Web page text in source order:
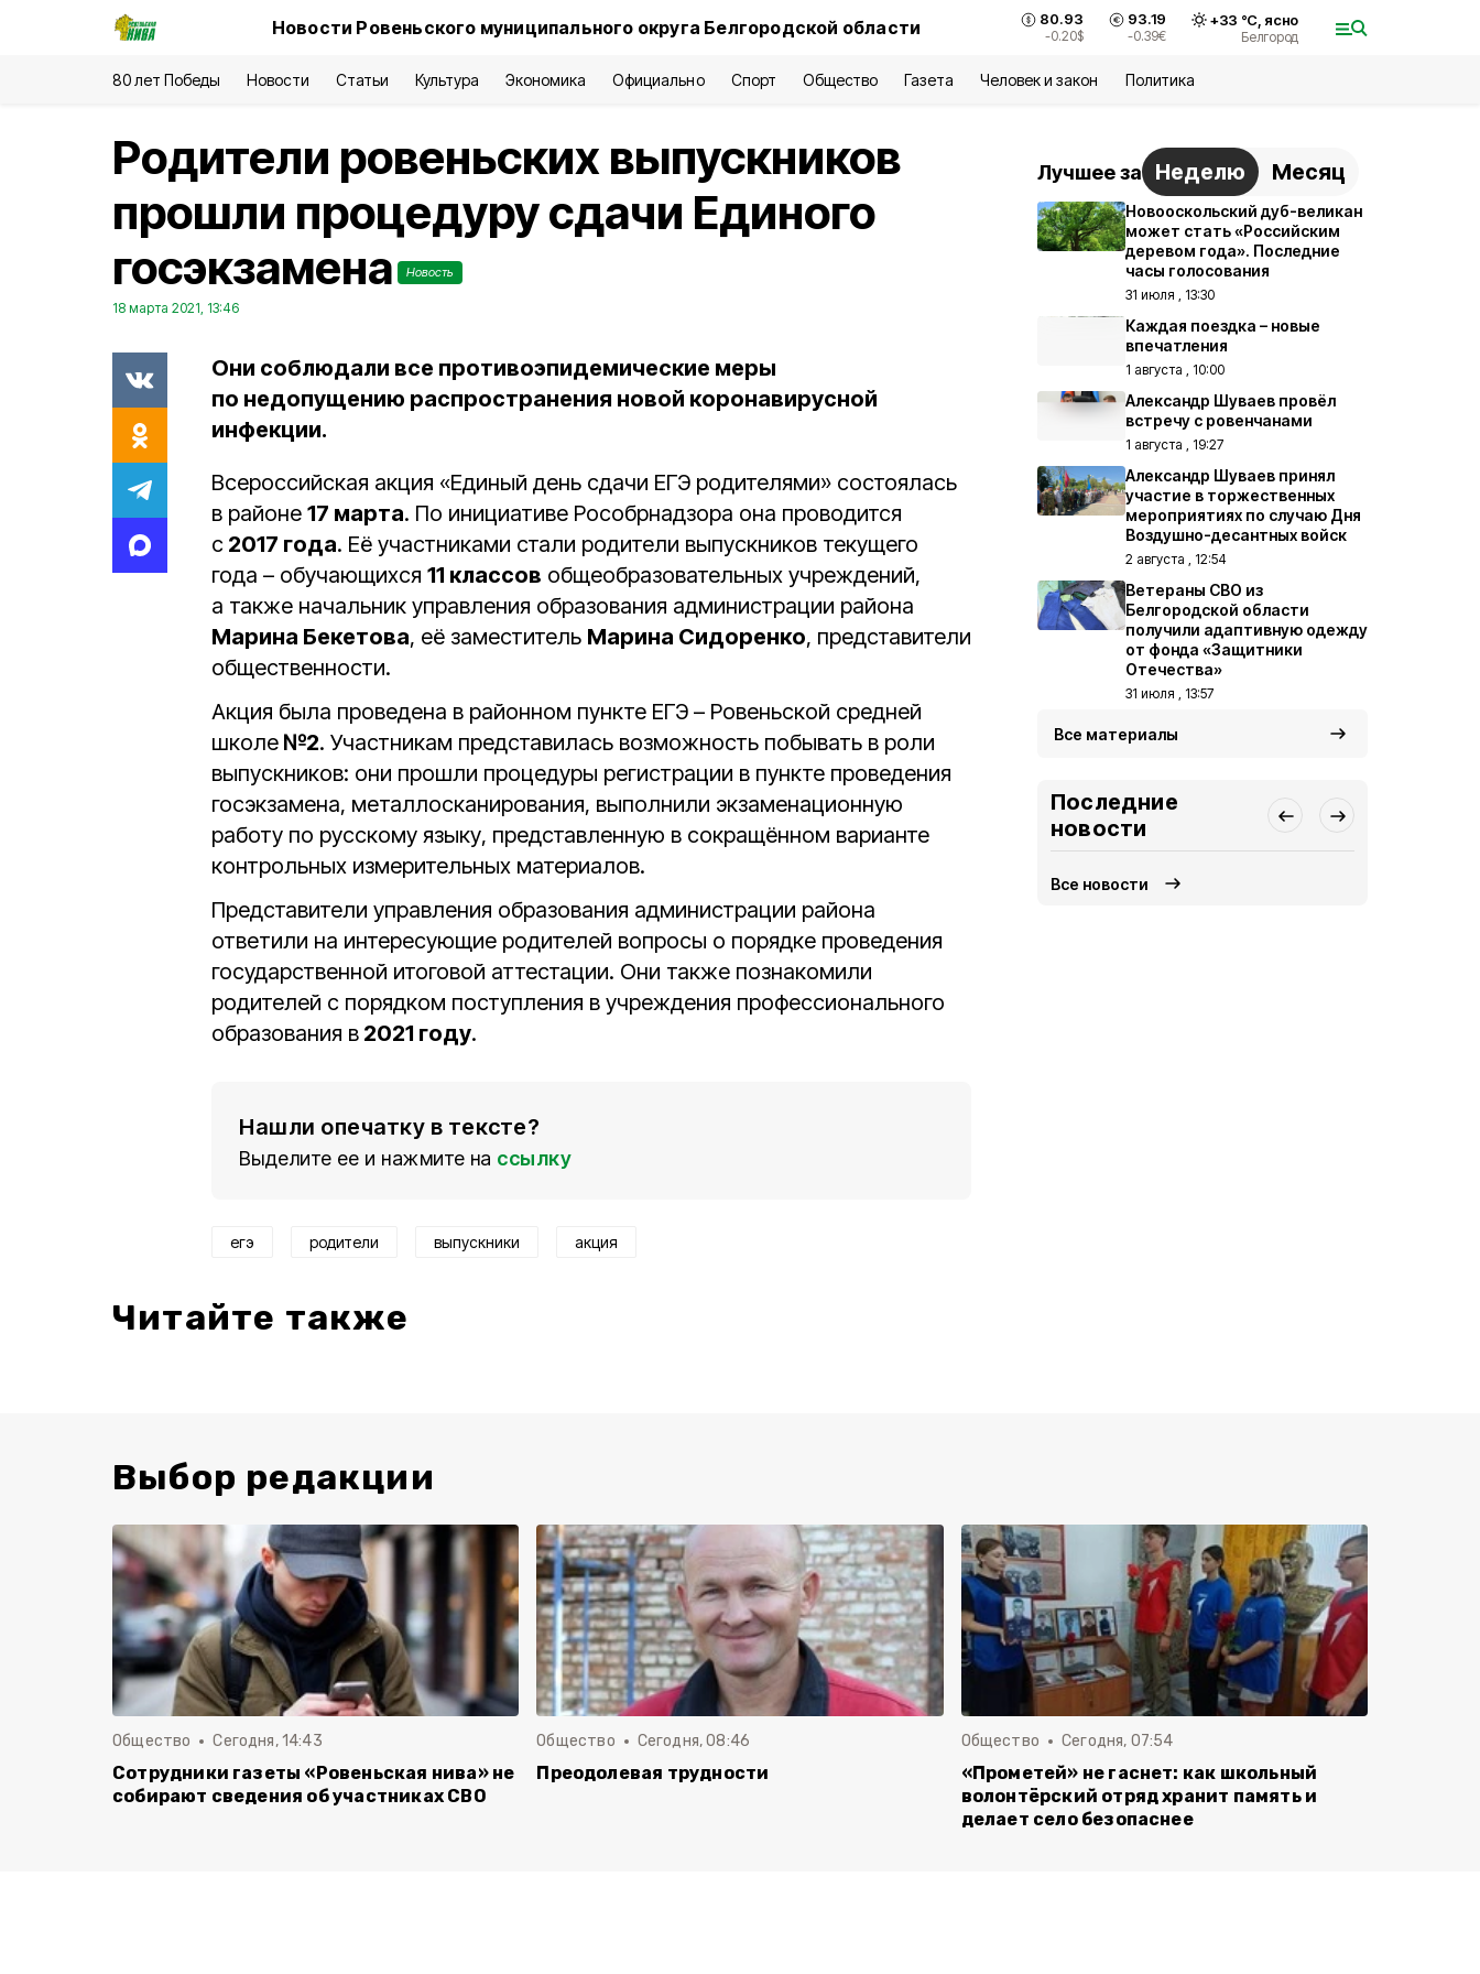
Новости Ровеньского муниципального округа Белгородской области 80.93
-0.20$
93.19
-0.39€
+33 °С, ясно
Белгород
80 лет Победы Новости Статьи Культура Экономика Официально Спорт Общество Газета Человек и закон Политика
Родители ровеньских выпускников
прошли процедуру сдачи Единого
госэкзамена
Новость
18 марта 2021, 13:46
Они соблюдали все противоэпидемические меры
по недопущению распространения новой коронавирусной
инфекции.
Всероссийская акция «Единый день сдачи ЕГЭ родителями» состоялась
в районе 17 марта. По инициативе Рособрнадзора она проводится
с 2017 года. Её участниками стали родители выпускников текущего
года – обучающихся 11 классов общеобразовательных учреждений,
а также начальник управления образования администрации района
Марина Бекетова, её заместитель Марина Сидоренко, представители
общественности.
Акция была проведена в районном пункте ЕГЭ – Ровеньской средней
школе №2. Участникам представилась возможность побывать в роли
выпускников: они прошли процедуры регистрации в пункте проведения
госэкзамена, металлосканирования, выполнили экзаменационную
работу по русскому языку, представленную в сокращённом варианте
контрольных измерительных материалов.
Представители управления образования администрации района
ответили на интересующие родителей вопросы о порядке проведения
государственной итоговой аттестации. Они также познакомили
родителей с порядком поступления в учреждения профессионального
образования в 2021 году.
Нашли опечатку в тексте?
Выделите ее и нажмите на ссылку
егэ родители выпускники акция
Читайте также
Лучшее за Неделю Месяц
Новооскольский дуб-великан
может стать «Российским
деревом года». Последние
часы голосования
31 июля , 13:30
Каждая поездка – новые
впечатления
1 августа , 10:00
Александр Шуваев провёл
встречу с ровенчанами
1 августа , 19:27
Александр Шуваев принял
участие в торжественных
мероприятиях по случаю Дня
Воздушно-десантных войск
2 августа , 12:54
Ветераны СВО из
Белгородской области
получили адаптивную одежду
от фонда «Защитники
Отечества»
31 июля , 13:57
Все материалы
Последние
новости
Все новости
Выбор редакции
Общество Сегодня, 14:43
Сотрудники газеты «Ровеньская нива» не
собирают сведения об участниках СВО
Общество Сегодня, 08:46
Преодолевая трудности
Общество Сегодня, 07:54
«Прометей» не гаснет: как школьный
волонтёрский отряд хранит память и
делает село безопаснее